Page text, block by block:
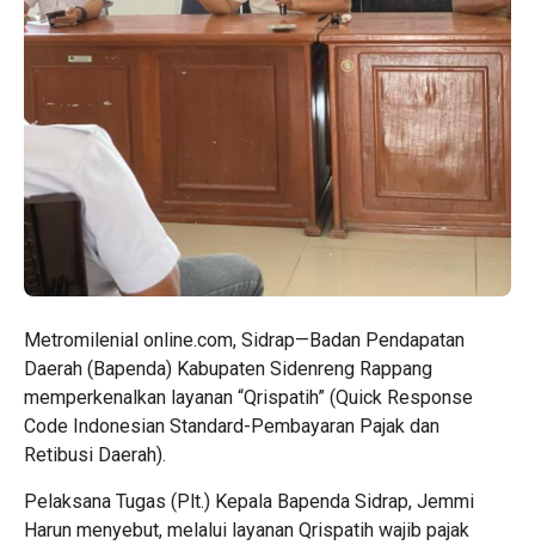
Metromilenial online.com, Sidrap—Badan Pendapatan
Daerah (Bapenda) Kabupaten Sidenreng Rappang
memperkenalkan layanan “Qrispatih” (Quick Response
Code Indonesian Standard-Pembayaran Pajak dan
Retibusi Daerah).
Pelaksana Tugas (Plt.) Kepala Bapenda Sidrap, Jemmi
Harun menyebut, melalui layanan Qrispatih wajib pajak